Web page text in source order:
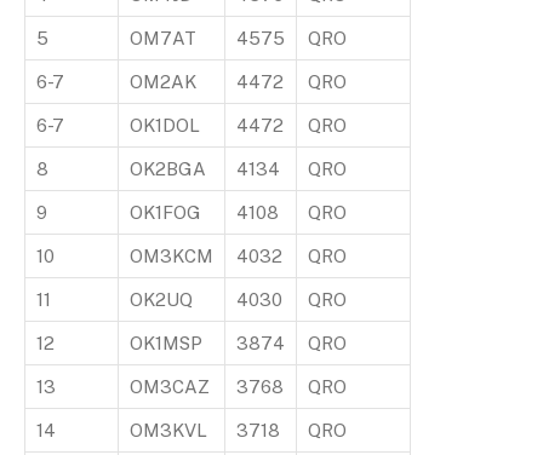
5 OM7AT 4575 QRO
6-7 OM2AK 4472 QRO
6-7 OK1DOL 4472 QRO
8 OK2BGA 4134 QRO
9 OK1FOG 4108 QRO
10 OM3KCM 4032 QRO
11 OK2UQ 4030 QRO
12 OK1MSP 3874 QRO
13 OM3CAZ 3768 QRO
14 OM3KVL 3718 QRO